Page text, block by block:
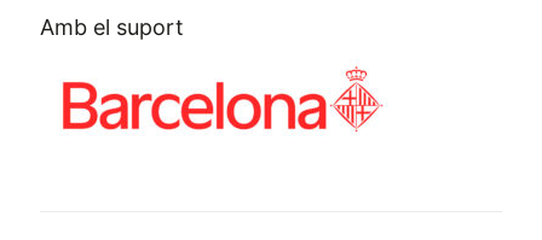
Amb el suport